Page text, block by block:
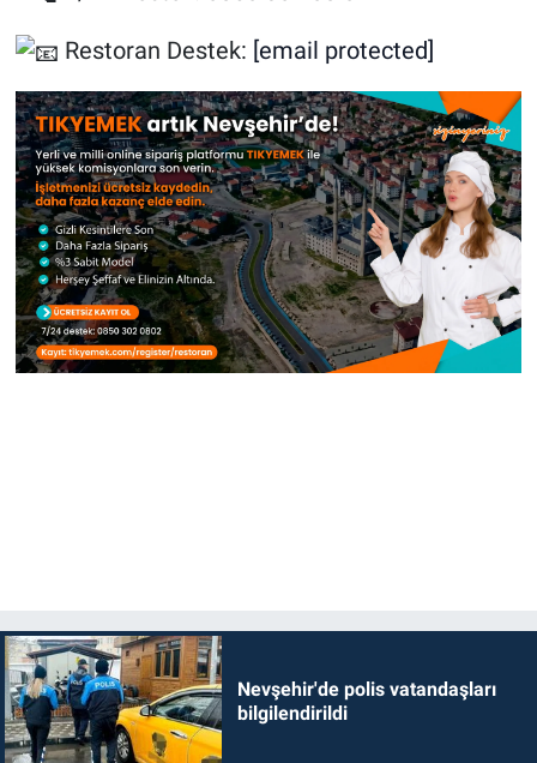
Restoran Destek: [email protected]
Nevşehir'de polis vatandaşları
bilgilendirildi